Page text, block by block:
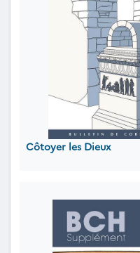
Côtoyer les Dieux